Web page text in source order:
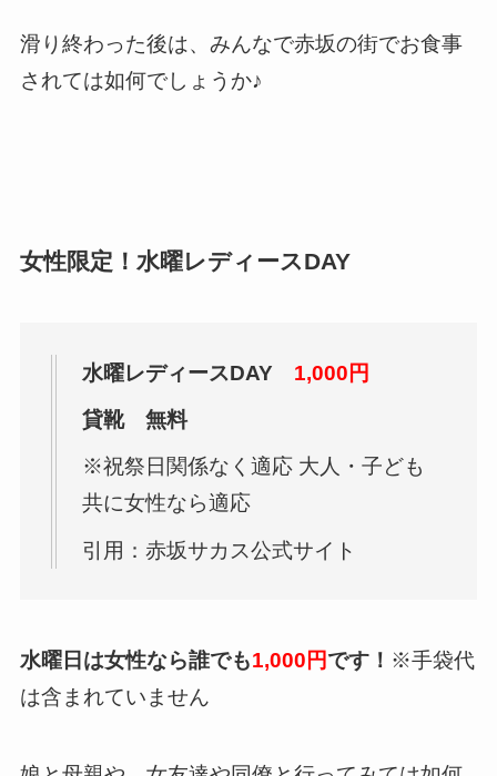
滑り終わった後は、みんなで赤坂の街でお食事
されては如何でしょうか♪
女性限定！水曜レディースDAY
水曜レディースDAY 1,000円
貸靴 無料
※祝祭日関係なく適応 大人・子ども
共に女性なら適応
引用：赤坂サカス公式サイト
水曜日は女性なら誰でも1,000円です！ ※手袋代
は含まれていません